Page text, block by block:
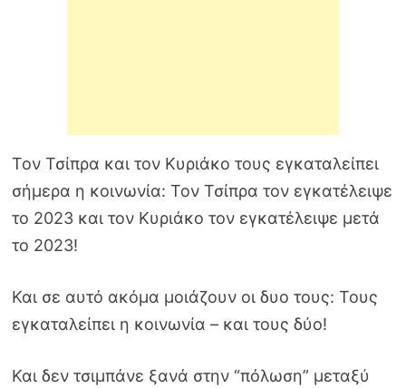
Τον Τσίπρα και τον Κυριάκο τους εγκαταλείπει
σήμερα η κοινωνία: Τον Τσίπρα τον εγκατέλειψε
το 2023 και τον Κυριάκο τον εγκατέλειψε μετά
το 2023!
Και σε αυτό ακόμα μοιάζουν οι δυο τους: Τους
εγκαταλείπει η κοινωνία – και τους δύο!
Και δεν τσιμπάνε ξανά στην “πόλωση” μεταξύ